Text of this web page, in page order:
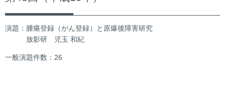
演題：腫瘍登録（がん登録）と原爆後障害研究
放影研 児玉 和紀
一般演題件数：26